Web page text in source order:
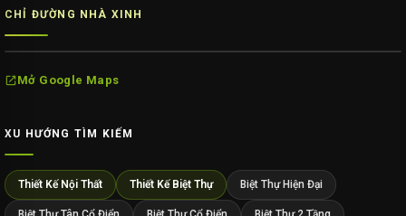
CHỈ ĐƯỜNG NHÀ XINH
Mở Google Maps
XU HƯỚNG TÌM KIẾM
Thiết Kế Nội Thất Thiết Kế Biệt Thự Biệt Thự Hiện Đại